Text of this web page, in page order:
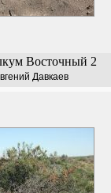
Восточный 2
Давкаев